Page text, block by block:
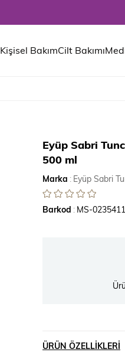
Kişisel BakımCilt Bakımı
Eyüp Sabri
500 ml
Marka : Eyüp Sabri
Barkod : MS-
ÜRÜN ÖZELLIKLERI